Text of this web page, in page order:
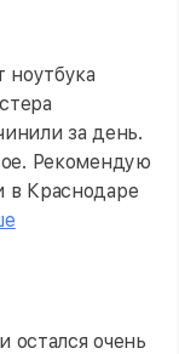
за день.
Рекомендую
в Краснодаре
остался очень